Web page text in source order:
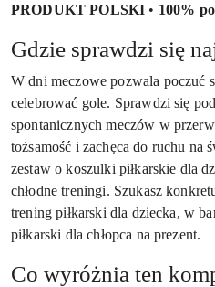
PRODUKT POLSKI • 100%
Gdzie sprawdzi się
W dni meczowe pozwala poczuć
celebrować gole. Sprawdzi się
spontanicznych meczów w
tożsamość i zachęca do ruchu na
zestaw o koszulki piłkarskie dla
chłodne treningi. Szukasz
trening piłkarski dla dziecka, w
piłkarski dla chłopca na prezent.
Co wyróżnia ten